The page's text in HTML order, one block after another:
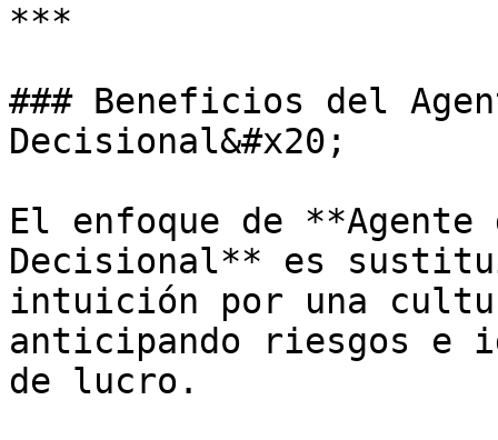
***
### Beneficios del
Decisional&#x20;
El enfoque de
Decisional** es
intuición por una
anticipando riesgos e
de lucro.